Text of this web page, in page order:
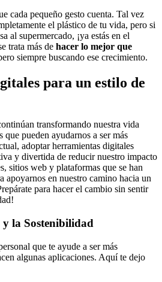
cada pequeño gesto cuenta. Tal vez
el plástico de tu vida, pero si
al supermercado, ¡ya estás en el
trata más de hacer lo mejor que
siempre buscando ese crecimiento.
para un estilo de
transformando nuestra vida
pueden ayudarnos a ser más
adoptar herramientas digitales
y divertida de reducir nuestro impacto
sitios web y plataformas que se han
apoyarnos en nuestro camino hacia un
para hacer el cambio sin sentir
la Sostenibilidad
que te ayude a ser más
algunas aplicaciones. Aquí te dejo